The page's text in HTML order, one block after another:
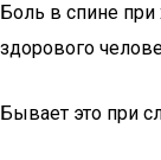
Боль в спине
здорового
Бывает это при